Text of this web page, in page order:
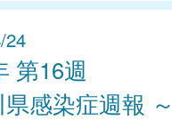
24
第16週
県感染症週報 ～